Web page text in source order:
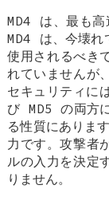
MD4 は、最も高
MD4 は、今壊れ
使用されるべ
れていませんが
セキュリティに
び MD5 の両方
る性質にありま
力です。攻撃者
ルの入力を決定
りません。